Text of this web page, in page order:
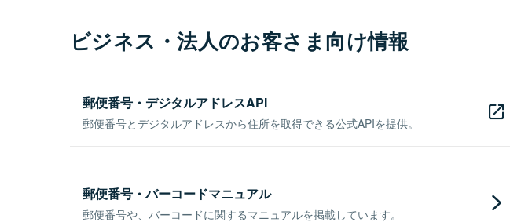
ビジネス・法人のお客さま向け情報
郵便番号・デジタルアドレスAPI
郵便番号とデジタルアドレスから住所を取得できる公式APIを提供。
郵便番号・バーコードマニュアル
郵便番号や、バーコードに関するマニュアルを掲載しています。